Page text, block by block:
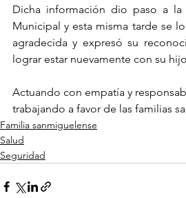
Dicha información dio paso a
Municipal y esta misma tarde se
agradecida y expresó su
lograr estar nuevamente con su
Actuando con empatía y
trabajando a favor de las familias
Familia sanmiguelense
Salud
Seguridad